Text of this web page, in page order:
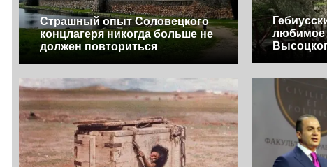
Страшный опыт Соловецкого
концлагеря никогда больше не
должен повториться
любимое